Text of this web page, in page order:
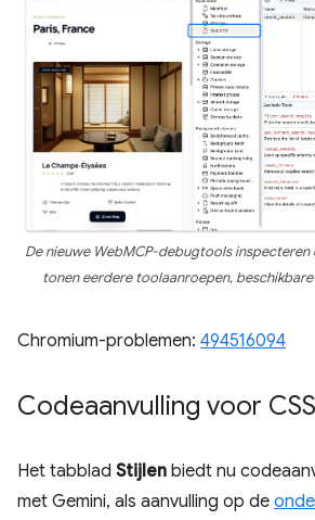
De nieuwe WebMCP-debugtools
tonen eerdere toolaanroepen,
Chromium-problemen: 494516094
Codeaanvulling voor CSS
Het tabblad Stijlen biedt nu
met Gemini, als aanvulling op de